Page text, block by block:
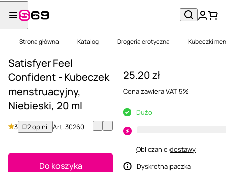
Strona główna Katalog Drogeria erotyczna Kubeczki
Satisfyer Feel
Confident - Kubeczek
menstruacyjny,
Niebieski, 20 ml
3 2 opinii Art.30260
Do koszyka
25.20 zł
Cena zawiera VAT 5%
Dużo
Obliczanie dostawy
Dyskretna paczka